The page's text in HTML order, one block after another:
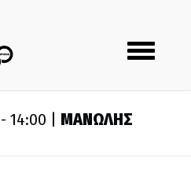
Toggle
navigation
14:00 | ΜΑΝΩΛΗΣ